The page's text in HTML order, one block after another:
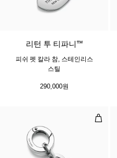
리턴 투 티파니™
피쉬 펫 칼라 참, 스테인리스
스틸
290,000원
하트